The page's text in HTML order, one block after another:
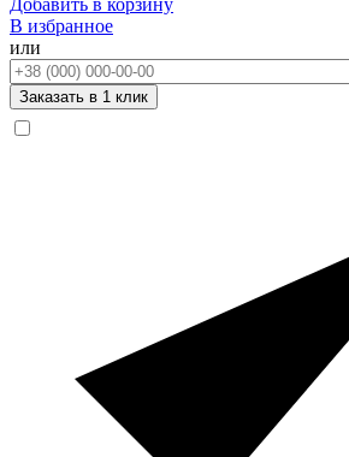
В избранное
или
Телефон:
Заказать в 1 клик